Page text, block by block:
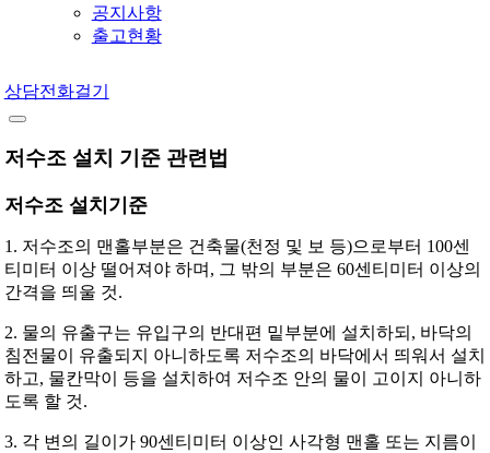
공지사항
출고현황
상담전화걸기
저수조 설치 기준 관련법
저수조 설치기준
1. 저수조의 맨홀부분은 건축물(천정 및 보 등)으로부터 100센
티미터 이상 떨어져야 하며, 그 밖의 부분은 60센티미터 이상의
간격을 띄울 것.
2. 물의 유출구는 유입구의 반대편 밑부분에 설치하되, 바닥의
침전물이 유출되지 아니하도록 저수조의 바닥에서 띄워서 설치
하고, 물칸막이 등을 설치하여 저수조 안의 물이 고이지 아니하
도록 할 것.
3. 각 변의 길이가 90센티미터 이상인 사각형 맨홀 또는 지름이